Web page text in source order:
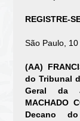
REGISTRE-
São Paulo,
(AA)
do Tribunal
Geral da
MACHADO
Decano